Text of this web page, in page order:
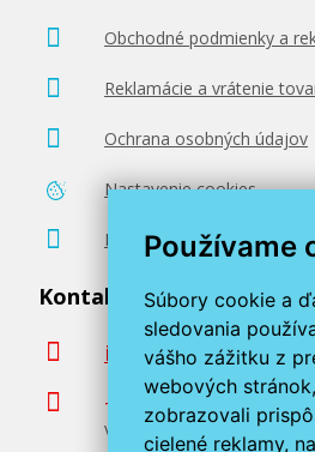
Používame
Súbory cookie a
sledovania
vášho zážitku z
webových
zobrazovali
cielené reklamy,
Obchodné podmienky a
Reklamácie a vrátenie
Ochrana osobných údajov
Nastavenie cookies
Poradenstvo zadarmo
Kontaktujte nás
info@miroluk.sk
+420 377 222 313
Volajte v pracovné dni od